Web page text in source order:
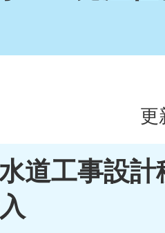
更
道工事設